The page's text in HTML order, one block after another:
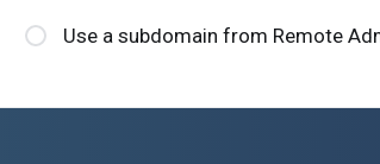
Use a subdomain from Remote